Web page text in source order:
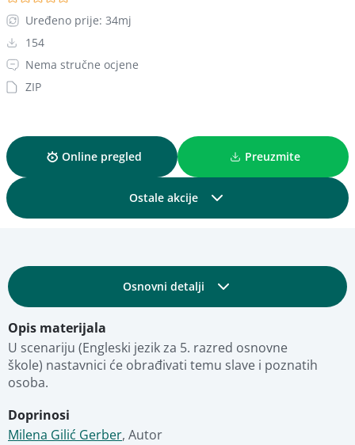
Uređeno prije: 34mj
154
Nema stručne ocjene
ZIP
Online pregled Preuzmite
Ostale akcije
Dodajte u kolekciju
Dodajte u favorite
Pregled materijala
Osnovni detalji
Obrazovni i tehnički detalji
Fotografije
Stručna ocjena
Opis materijala
U scenariju (Engleski jezik za 5. razred osnovne
škole) nastavnici će obrađivati temu slave i poznatih
osoba.
Doprinosi
Milena Gilić Gerber, Autor